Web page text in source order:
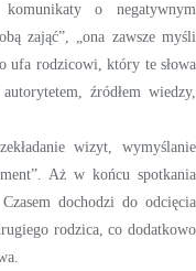
o negatywnym
zająć”, „ona zawsze myśli
ufa rodzicowi, który te słowa
źródłem wiedzy,
wizyt, wymyślanie
Aż w końcu spotkania
dochodzi do odcięcia
rodzica, co dodatkowo